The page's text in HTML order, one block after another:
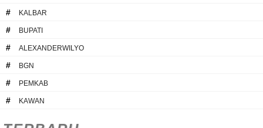
# KALBAR
# BUPATI
# ALEXANDERWILYO
# BGN
# PEMKAB
# KAWAN